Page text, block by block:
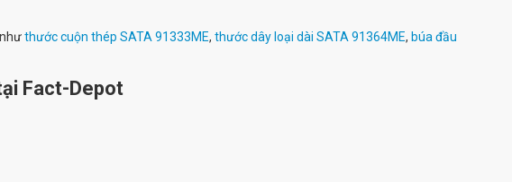
thước cuộn thép SATA 91333ME, thước dây loại dài SATA 91364ME, búa đầu
Fact-Depot